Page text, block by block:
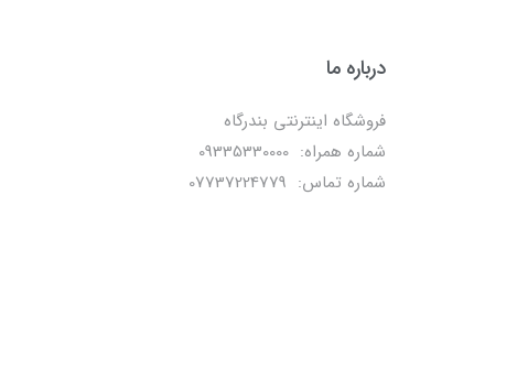
درباره ما
فروشگاه اینترنتی بندرگاه
شماره همراه: 09335330000
شماره تماس: 07737224779